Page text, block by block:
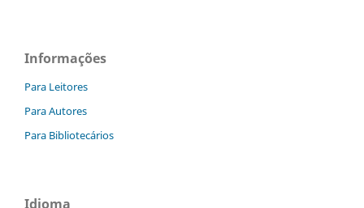
Informações
Para Leitores
Para Autores
Para Bibliotecários
Idioma